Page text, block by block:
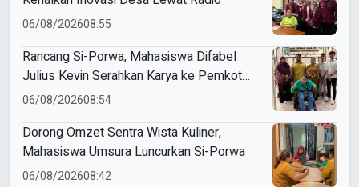
06/08/202608:55
Rancang Si-Porwa, Mahasiswa Difabel
Julius Kevin Serahkan Karya ke Pemkot
Surabaya
06/08/202608:54
Dorong Omzet Sentra Wista Kuliner,
Mahasiswa Umsura Luncurkan Si-Porwa
06/08/202608:42